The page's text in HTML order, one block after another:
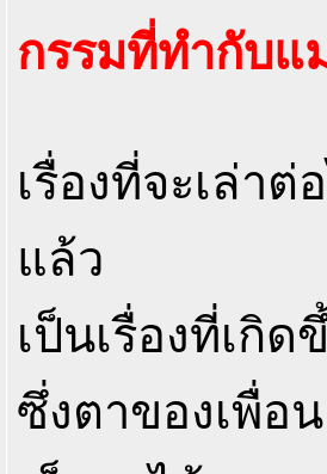
กรรมที่ทำกับแ
เรื่องที่จะเล่า
แล้ว
เป็นเรื่องที่เกิ
ซึ่งตาของเพื่อ